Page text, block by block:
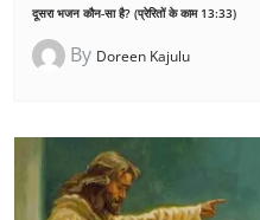
दूसरा भजन कौन-सा है? (प्रेरितों के काम 13:33)
By Doreen Kajulu